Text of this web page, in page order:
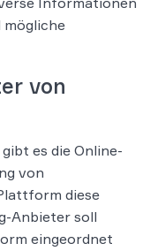
mögliche
von
es die Online-
von
diese
Anbieter soll
eingeordnet